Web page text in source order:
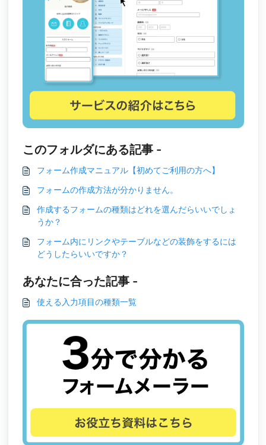
このフォルダにある記事 -
フォーム作成マニュアル【初めてご利用の方へ】
フォームの作成方法が分かりません。
作成するフォームの種類はどれを選んだらいいでしょ
うか？
フォーム内にリンクやテーブルなどの装飾をするには
どうしたらいいですか？
あなたに合った記事 -
使える入力項目の種類一覧